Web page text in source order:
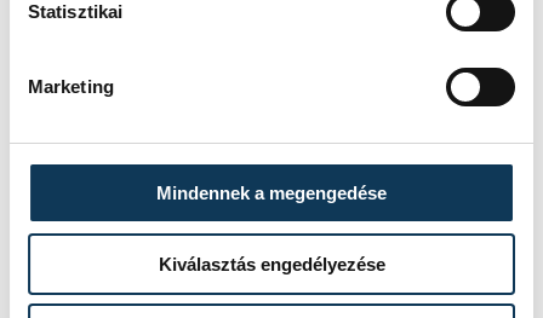
Statisztikai
Marketing
Mindennek a megengedése
Kiválasztás engedélyezése